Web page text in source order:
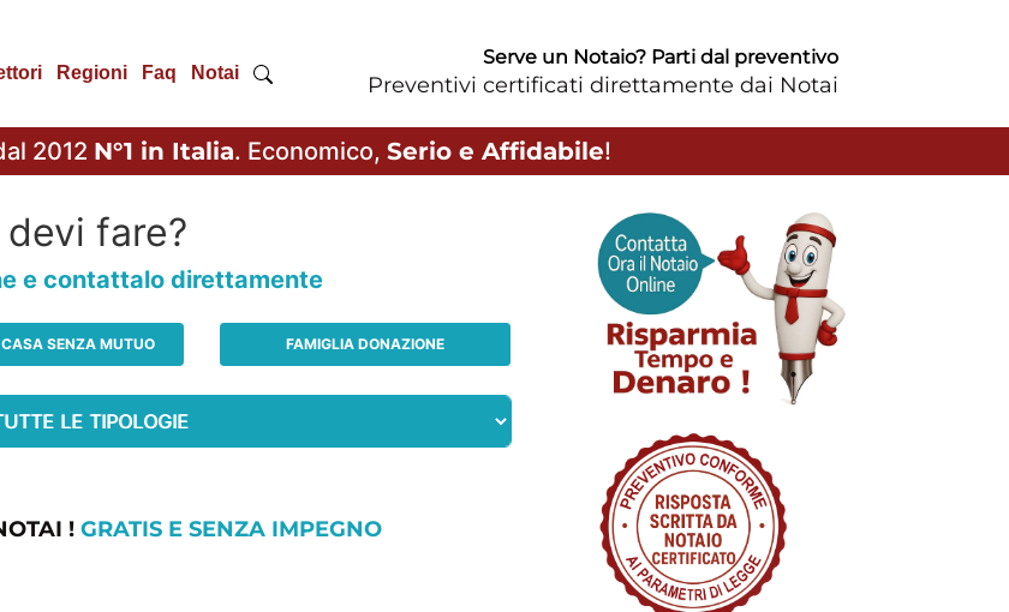
Regioni Faq Notai
Serve un Notaio? Parti dal preventivo
Preventivi certificati direttamente dai Notai
2012 N°1 in Italia. Economico, Serio e Affidabile!
fare?
e contattalo direttamente
SENZA MUTUO FAMIGLIA DONAZIONE
! GRATIS E SENZA IMPEGNO